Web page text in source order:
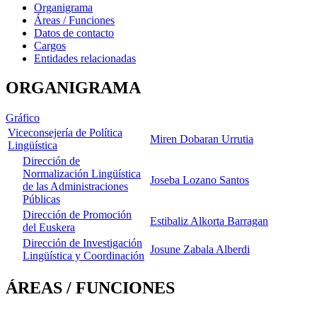
Organigrama
Áreas / Funciones
Datos de contacto
Cargos
Entidades relacionadas
ORGANIGRAMA
Gráfico
Viceconsejería de Política
Lingüística
Miren Dobaran Urrutia
Dirección de
Normalización Lingüística
de las Administraciones
Públicas
Joseba Lozano Santos
Dirección de Promoción
del Euskera
Estibaliz Alkorta Barragan
Dirección de Investigación
Lingüística y Coordinación
Josune Zabala Alberdi
ÁREAS / FUNCIONES